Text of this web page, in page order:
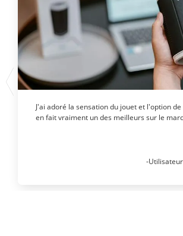
J'ai adoré la sensation du jouet et l'option
en fait vraiment un des meilleurs sur le
-